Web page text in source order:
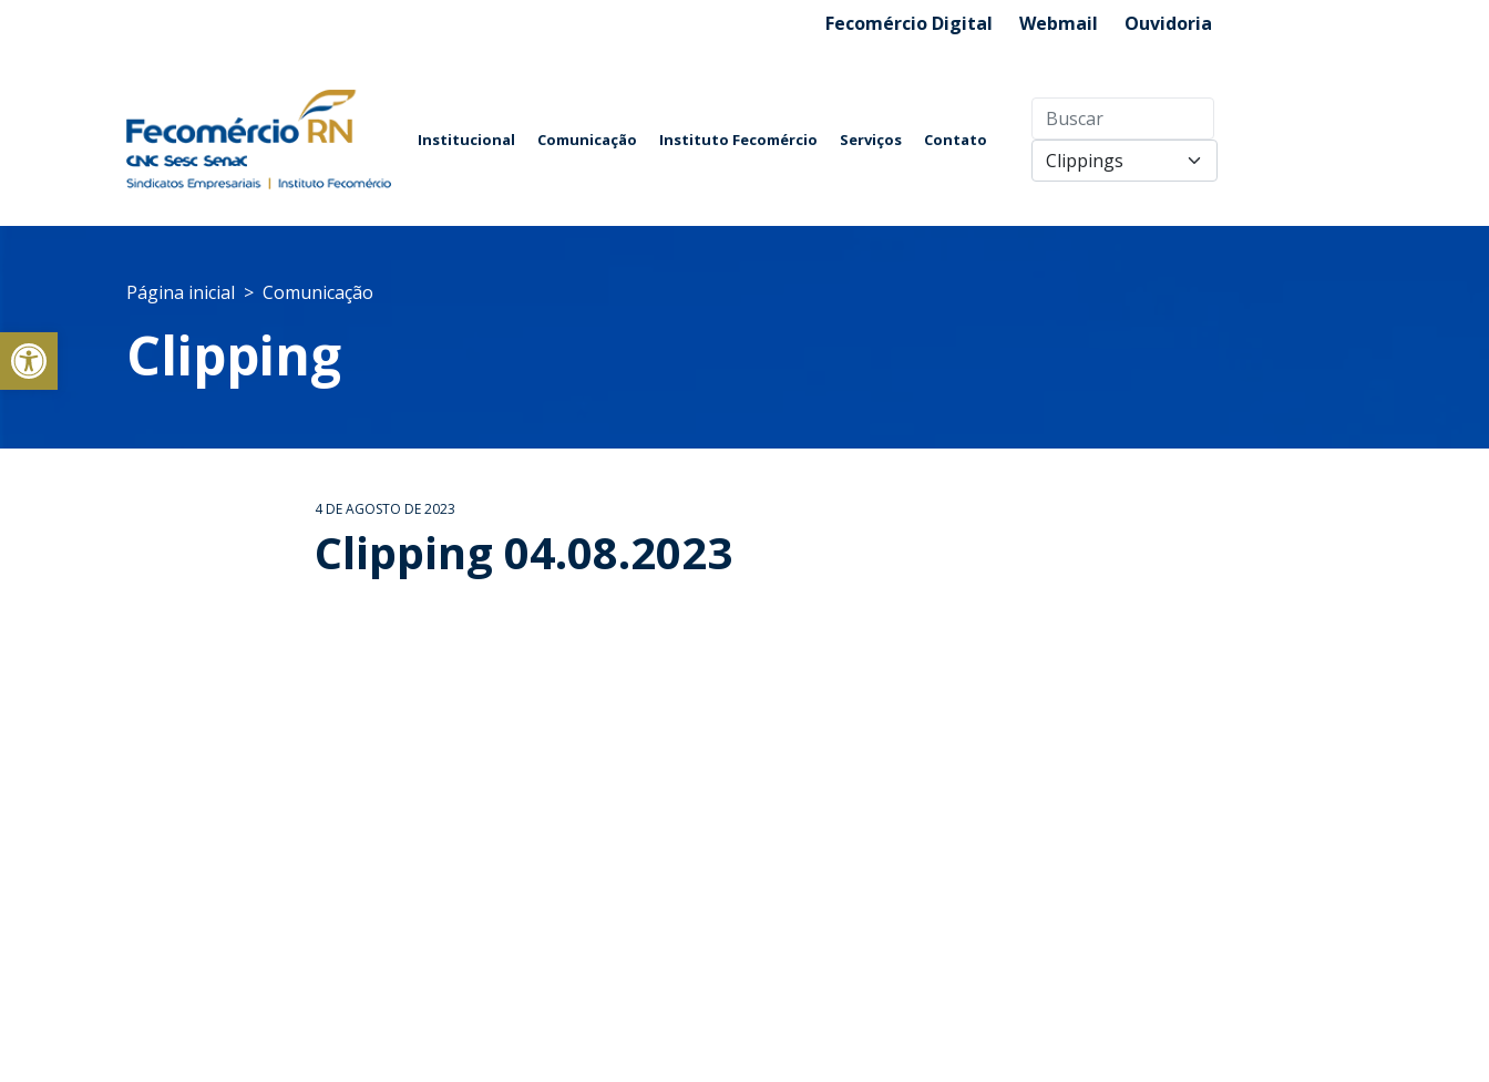
Abrir a barra de ferramentas
Fecomércio Digital Webmail Ouvidoria
Institucional Comunicação Instituto Fecomércio Serviços Contato
Página inicial Comunicação
Clipping
4 DE AGOSTO DE 2023
Clipping 04.08.2023